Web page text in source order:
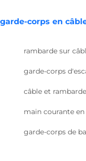
garde-corps en
rambarde sur
garde-corps
câble et
main courante
garde-corps de